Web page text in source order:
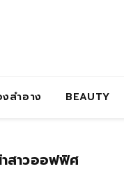
สำอาง BEAUTY
สาวออฟฟิศ